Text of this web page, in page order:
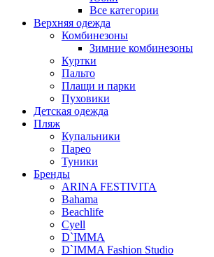
Все категории
Верхняя одежда
Комбинезоны
Зимние комбинезоны
Куртки
Пальто
Плащи и парки
Пуховики
Детская одежда
Пляж
Купальники
Парео
Туники
Бренды
ARINA FESTIVITA
Bahama
Beachlife
Cyell
D`IMMA
D`IMMA Fashion Studio